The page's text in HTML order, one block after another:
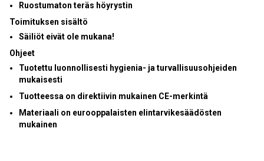
Ruostumaton teräs höyrystin
Toimituksen sisältö
Säiliöt eivät ole mukana!
Ohjeet
Tuotettu luonnollisesti hygienia- ja turvallisuusohjeiden
mukaisesti
Tuotteessa on direktiivin mukainen CE-merkintä
Materiaali on eurooppalaisten elintarvikesäädösten
mukainen